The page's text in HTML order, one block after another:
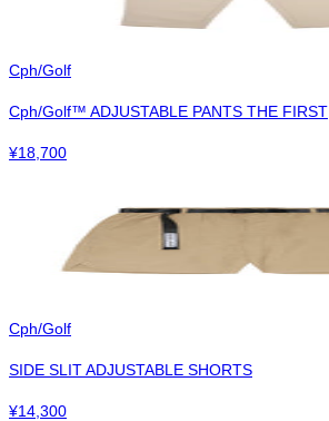
Cph/Golf
Cph/Golf™︎ ADJUSTABLE PANTS THE FIRST
¥18,700
Cph/Golf
SIDE SLIT ADJUSTABLE SHORTS
¥14,300